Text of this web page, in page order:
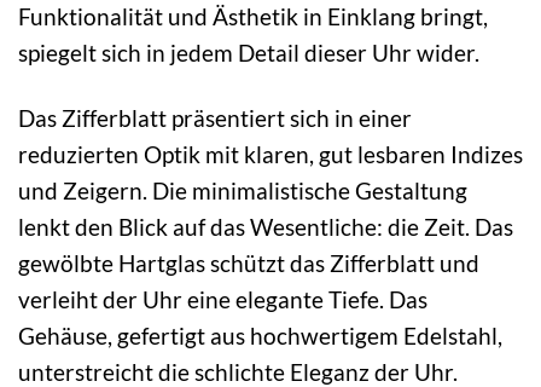
Funktionalität und Ästhetik in Einklang bringt,
spiegelt sich in jedem Detail dieser Uhr wider.
Das Zifferblatt präsentiert sich in einer
reduzierten Optik mit klaren, gut lesbaren Indizes
und Zeigern. Die minimalistische Gestaltung
lenkt den Blick auf das Wesentliche: die Zeit. Das
gewölbte Hartglas schützt das Zifferblatt und
verleiht der Uhr eine elegante Tiefe. Das
Gehäuse, gefertigt aus hochwertigem Edelstahl,
unterstreicht die schlichte Eleganz der Uhr.